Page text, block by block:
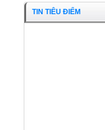
TIN TIÊU ĐIỂM